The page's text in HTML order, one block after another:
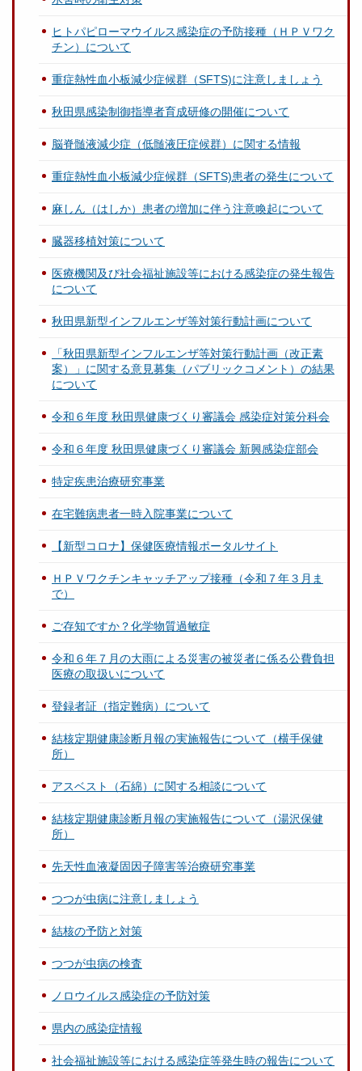
ヒトパピローマウイルス感染症の予防接種（ＨＰＶワク
チン）について
重症熱性血小板減少症候群（SFTS)に注意しましょう
秋田県感染制御指導者育成研修の開催について
脳脊髄液減少症（低髄液圧症候群）に関する情報
重症熱性血小板減少症候群（SFTS)患者の発生について
麻しん（はしか）患者の増加に伴う注意喚起について
臓器移植対策について
医療機関及び社会福祉施設等における感染症の発生報告
について
秋田県新型インフルエンザ等対策行動計画について
「秋田県新型インフルエンザ等対策行動計画（改正素
案）」に関する意見募集（パブリックコメント）の結果
について
令和６年度 秋田県健康づくり審議会 感染症対策分科会
令和６年度 秋田県健康づくり審議会 新興感染症部会
特定疾患治療研究事業
在宅難病患者一時入院事業について
【新型コロナ】保健医療情報ポータルサイト
ＨＰＶワクチンキャッチアップ接種（令和７年３月ま
で）
ご存知ですか？化学物質過敏症
令和６年７月の大雨による災害の被災者に係る公費負担
医療の取扱いについて
登録者証（指定難病）について
結核定期健康診断月報の実施報告について（横手保健
所）
アスベスト（石綿）に関する相談について
結核定期健康診断月報の実施報告について（湯沢保健
所）
先天性血液凝固因子障害等治療研究事業
つつが虫病に注意しましょう
結核の予防と対策
つつが虫病の検査
ノロウイルス感染症の予防対策
県内の感染症情報
社会福祉施設等における感染症等発生時の報告について